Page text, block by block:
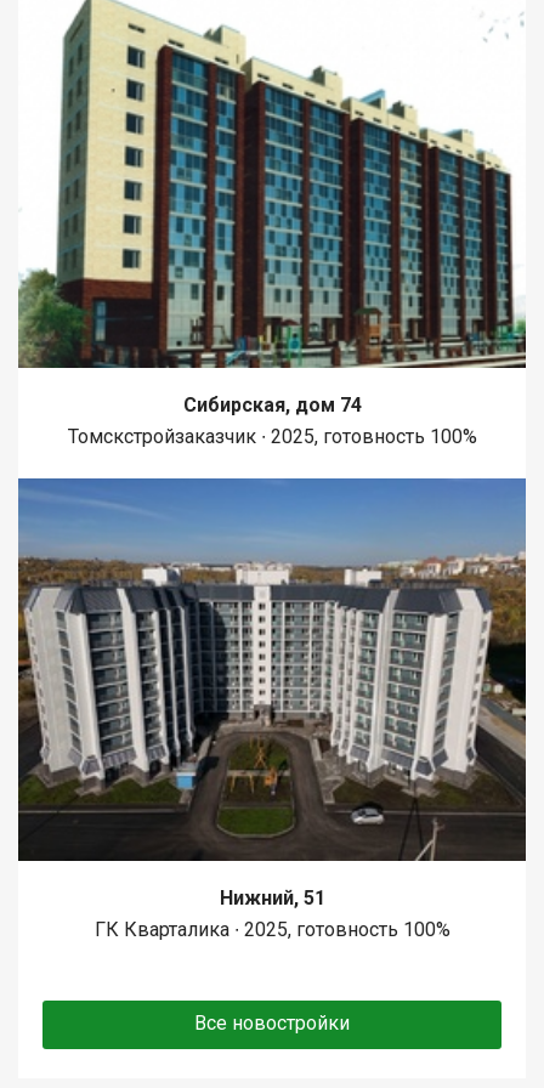
Сибирская, дом 74
Томскстройзаказчик ∙ 2025, готовность 100%
Нижний, 51
ГК Кварталика ∙ 2025, готовность 100%
Все новостройки